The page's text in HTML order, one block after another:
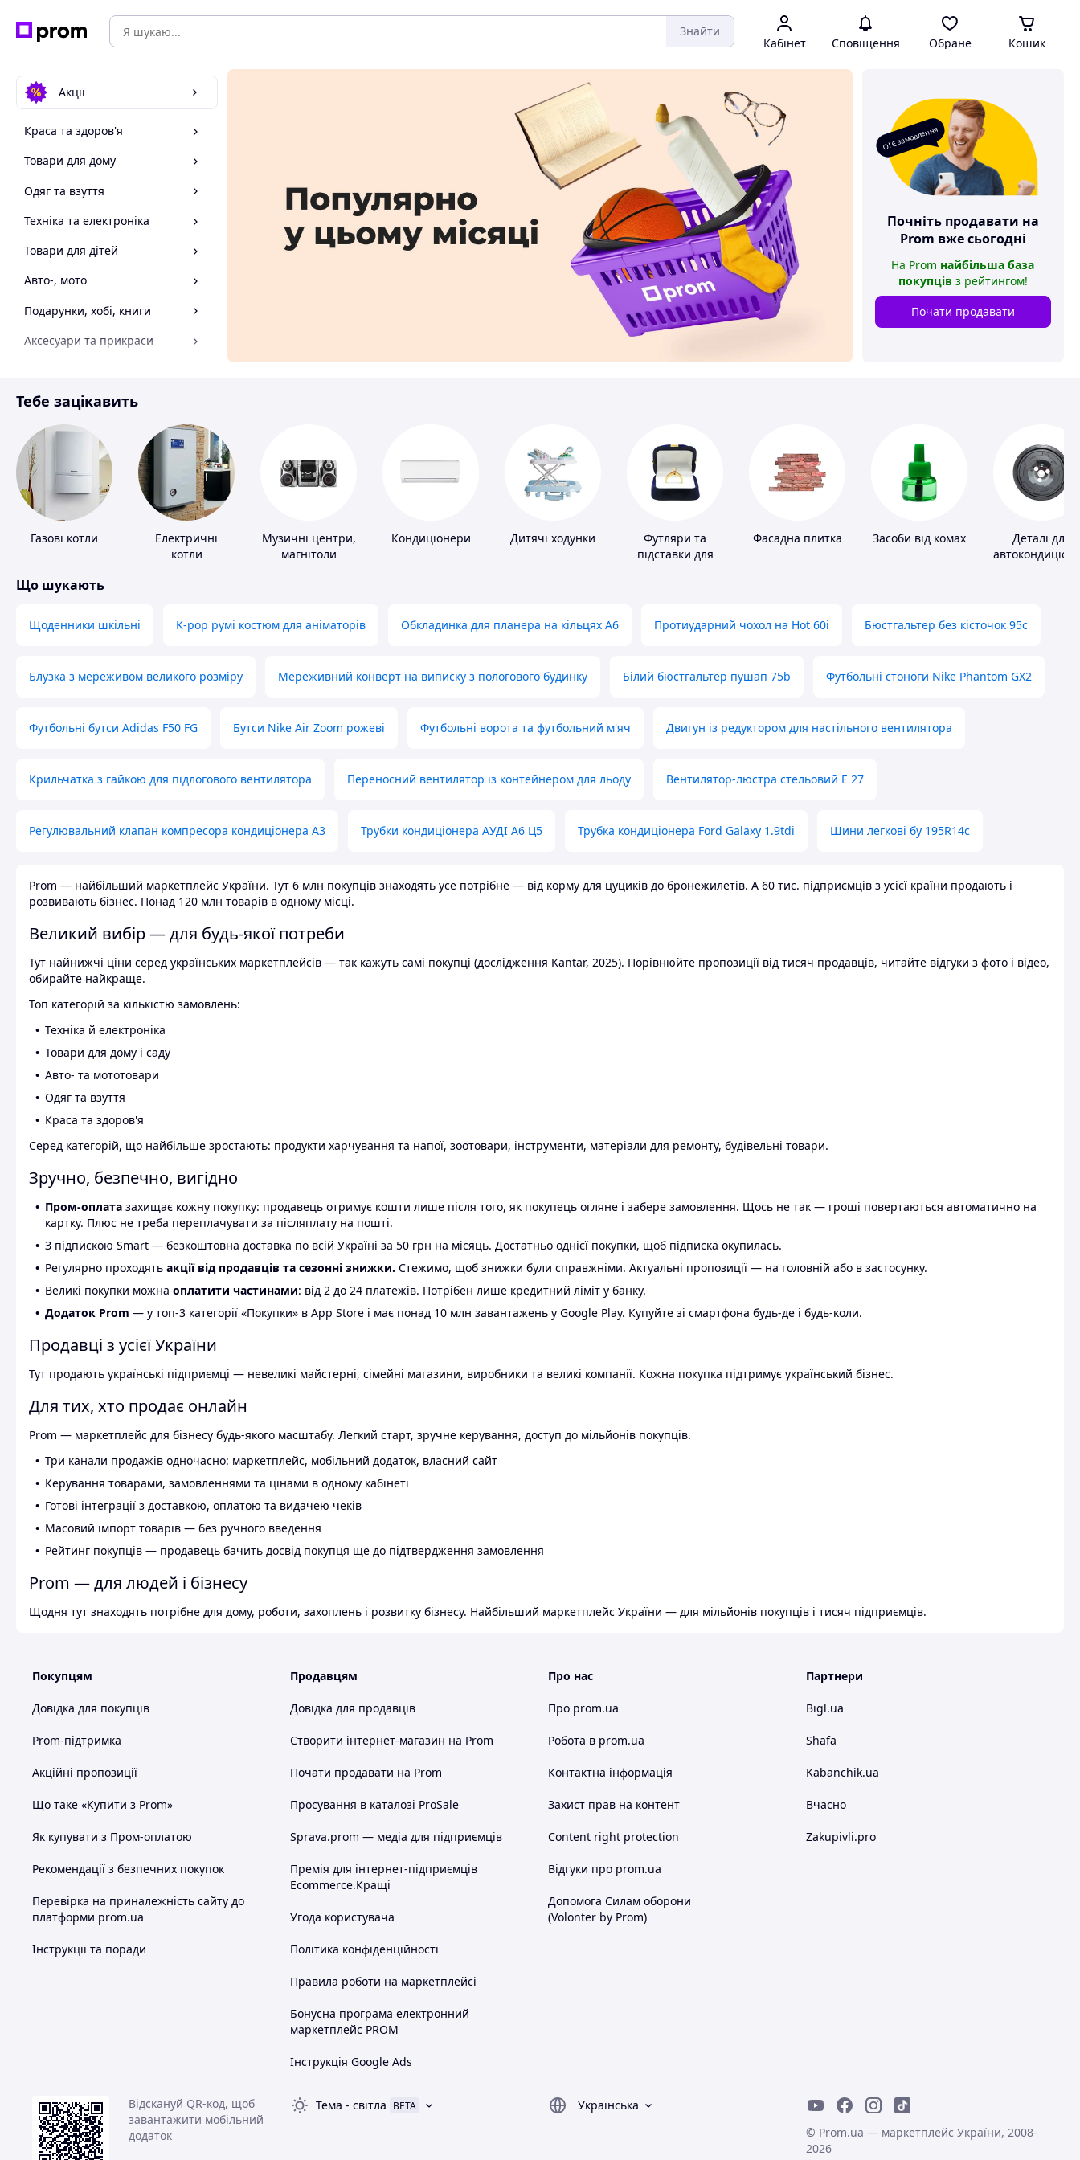
Знайти
Кабінет Сповіщення Обране Кошик
Акції
Краса та здоров'я
Товари для дому
Одяг та взуття
Техніка та електроніка
Товари для дітей
Авто-, мото
Подарунки, хобі, книги
Аксесуари та прикраси
Спорт і відпочинок
О! Є замовлення
Почніть продавати на
Prom вже сьогодні
На Prom найбільша база
покупців з рейтингом!
Почати продавати
Тебе зацікавить
Газові котли
Електричні
котли
Музичні центри,
магнітоли
Кондиціонери Дитячі ходунки
Футляри та
підставки для
Фасадна плитка Засоби від комах
Деталі для
Що шукають
Щоденники шкільні K-pop румі костюм для аніматорів Обкладинка для планера на кільцях А6 Протиударний чохол на Hot 60i Бюстгальтер без кісточок 95с
Блузка з мереживом великого розміру Мереживний конверт на виписку з пологового будинку Білий бюстгальтер пушап 75b Футбольні стоноги Nike Phantom GX2
Футбольні бутси Adidas F50 FG Бутси Nike Air Zoom рожеві Футбольні ворота та футбольний м'яч Двигун із редуктором для настільного вентилятора
Крильчатка з гайкою для підлогового вентилятора Переносний вентилятор із контейнером для льоду Вентилятор-люстра стельовий E 27
Регулювальний клапан компресора кондиціонера А3 Трубки кондиціонера АУДІ А6 Ц5 Трубка кондиціонера Ford Galaxy 1.9tdi Шини легкові бу 195R14c
Prom — найбільший маркетплейс України. Тут 6 млн покупців знаходять усе потрібне — від корму для цуциків до бронежилетів. А 60 тис. підприємців з усієї країни продають і
розвивають бізнес. Понад 120 млн товарів в одному місці.
Великий вибір — для будь-якої потреби
Тут найнижчі ціни серед українських маркетплейсів — так кажуть самі покупці (дослідження Kantar, 2025). Порівнюйте пропозиції від тисяч продавців, читайте відгуки з фото і відео,
обирайте найкраще.
Топ категорій за кількістю замовлень:
Техніка й електроніка
Товари для дому і саду
Авто- та мототовари
Одяг та взуття
Краса та здоров'я
Серед категорій, що найбільше зростають: продукти харчування та напої, зоотовари, інструменти, матеріали для ремонту, будівельні товари.
Зручно, безпечно, вигідно
Пром-оплата захищає кожну покупку: продавець отримує кошти лише після того, як покупець огляне і забере замовлення. Щось не так — гроші повертаються автоматично на
картку. Плюс не треба переплачувати за післяплату на пошті.
З підпискою Smart — безкоштовна доставка по всій Україні за 50 грн на місяць. Достатньо однієї покупки, щоб підписка окупилась.
Регулярно проходять акції від продавців та сезонні знижки. Стежимо, щоб знижки були справжніми. Актуальні пропозиції — на головній або в застосунку.
Великі покупки можна оплатити частинами: від 2 до 24 платежів. Потрібен лише кредитний ліміт у банку.
Додаток Prom — у топ-3 категорії «Покупки» в App Store і має понад 10 млн завантажень у Google Play. Купуйте зі смартфона будь-де і будь-коли.
Продавці з усієї України
Тут продають українські підприємці — невеликі майстерні, сімейні магазини, виробники та великі компанії. Кожна покупка підтримує український бізнес.
Для тих, хто продає онлайн
Prom — маркетплейс для бізнесу будь-якого масштабу. Легкий старт, зручне керування, доступ до мільйонів покупців.
Три канали продажів одночасно: маркетплейс, мобільний додаток, власний сайт
Керування товарами, замовленнями та цінами в одному кабінеті
Готові інтеграції з доставкою, оплатою та видачею чеків
Масовий імпорт товарів — без ручного введення
Рейтинг покупців — продавець бачить досвід покупця ще до підтвердження замовлення
Prom — для людей і бізнесу
Щодня тут знаходять потрібне для дому, роботи, захоплень і розвитку бізнесу. Найбільший маркетплейс України — для мільйонів покупців і тисяч підприємців.
Покупцям
Довідка для покупців
Prom-підтримка
Акційні пропозиції
Що таке «Купити з Prom»
Як купувати з Пром-оплатою
Рекомендації з безпечних покупок
Перевірка на приналежність сайту до
платформи prom.ua
Інструкції та поради
Продавцям
Довідка для продавців
Створити інтернет-магазин на Prom
Почати продавати на Prom
Просування в каталозі ProSale
Sprava.prom — медіа для підприємців
Премія для інтернет-підприємців
Ecommerce.Кращі
Угода користувача
Політика конфіденційності
Правила роботи на маркетплейсі
Бонусна програма електронний
маркетплейс PROM
Інструкція Google Ads
Про нас
Про prom.ua
Робота в prom.ua
Контактна інформація
Захист прав на контент
Content right protection
Відгуки про prom.ua
Допомога Силам оборони
(Volonter by Prom)
Партнери
Bigl.ua
Shafa
Kabanchik.ua
Вчасно
Zakupivli.pro
Відскануй QR-код, щоб
завантажити мобільний
додаток
Тема - світла BETA
Українська
© Prom.ua — маркетплейс України, 2008-
2026